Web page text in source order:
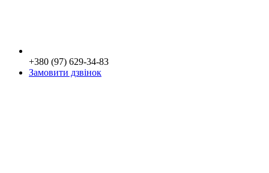
+380 (97) 629-34-83
Замовити дзвінок